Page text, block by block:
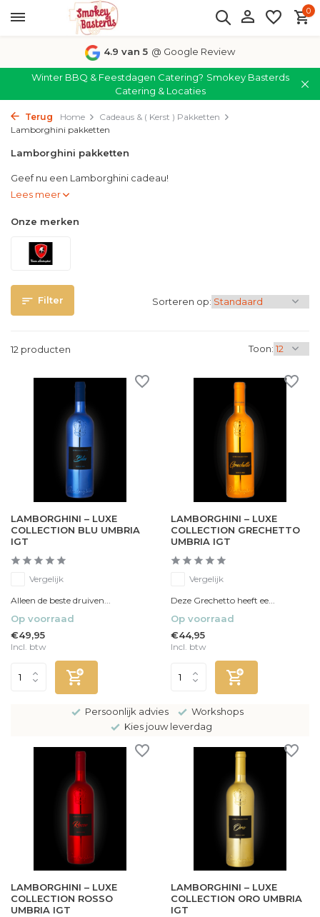
0
4.9 van 5 @ Google Review
Winter BBQ & Feestdagen Catering? Smokey Basterds
Catering & Locaties
Terug Home
Cadeaus & ( Kerst ) Pakketten
Lamborghini pakketten
Lamborghini pakketten
Geef nu een Lamborghini cadeau!
Lees meer
Onze merken
Filter
12 producten Toon:
Sorteren op:
LAMBORGHINI – LUXE
COLLECTION BLU UMBRIA
IGT
Vergelijk
Alleen de beste druiven...
Op voorraad
€49,95
Incl. btw
LAMBORGHINI – LUXE
COLLECTION GRECHETTO
UMBRIA IGT
Vergelijk
Deze Grechetto heeft ee...
Op voorraad
€44,95
Incl. btw
Persoonlijk advies
Workshops
Kies jouw leverdag
LAMBORGHINI – LUXE
COLLECTION ROSSO
UMBRIA IGT
LAMBORGHINI – LUXE
COLLECTION ORO UMBRIA
IGT